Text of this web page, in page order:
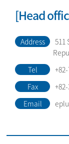
[Head
Address
511
Tel
Fax
Email